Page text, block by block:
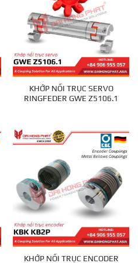
KHỚP NỐI TRỤC SERVO
RINGFEDER GWE Z5106.1
KHỚP NỐI TRỤC ENCODER